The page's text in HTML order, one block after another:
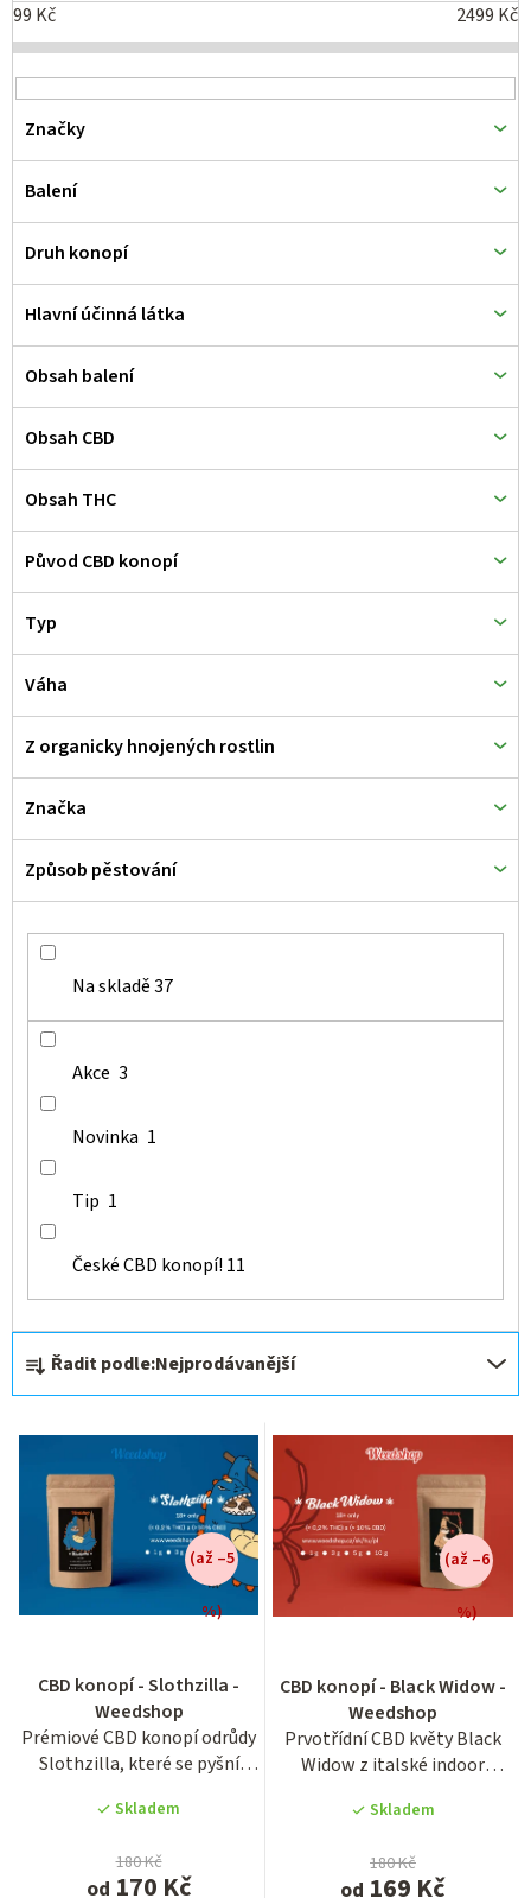
Ř
a
z
r
k
Řadit podle:Nejprodávanější
99 Kč 2499 Kč
Na skladě37
Akce 3
Novinka 1
Tip 1
České CBD konopí! 11
Značky
Balení
Druh konopí
Hlavní účinná látka
Obsah balení
Obsah CBD
Obsah THC
Původ CBD konopí
Typ
Váha
Z organicky hnojených rostlin
Značka
Způsob pěstování
CBD konopí - Slothzilla -
Weedshop
Prémiové CBD konopí odrůdy
Slothzilla, které se pyšní
Skladem
od 170 Kč
180 Kč
(až –5
%)
CBD konopí - Black Widow -
Weedshop
Prvotřídní CBD květy Black
Widow z italské indoor
Skladem
od 169 Kč
180 Kč
(až –6
%)
produktu
je
5,0
z
hvězdiček.